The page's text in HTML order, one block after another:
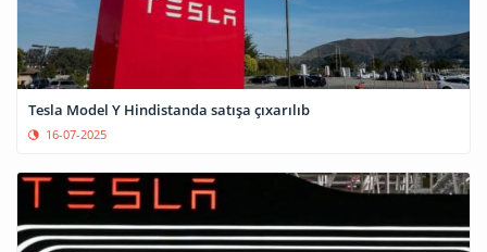
Tesla Model Y Hindistanda satışa çıxarılıb
16-07-2025